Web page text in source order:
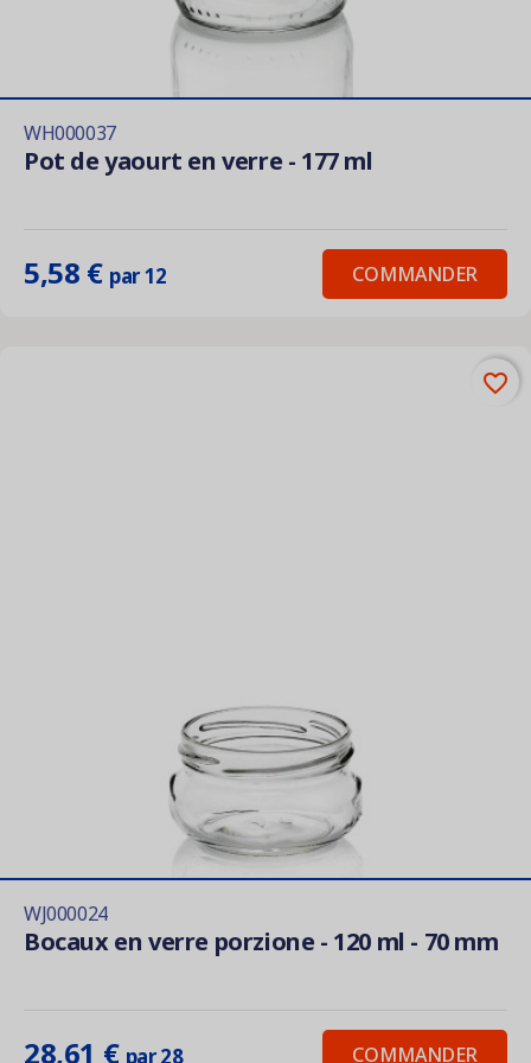
WH000037
Pot de yaourt en verre - 177 ml
5,58 € par 12 COMMANDER
WJ000024
Bocaux en verre porzione - 120 ml - 70 mm
28,61 € par 28 COMMANDER
favorite_border